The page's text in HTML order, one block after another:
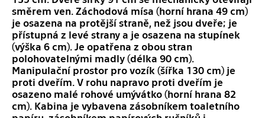
směrem ven. Záchodová mísa (horní hrana 49 cm)
je osazena na protější straně, než jsou dveře; je
přístupná z levé strany a je osazena na stupínek
(výška 6 cm). Je opatřena z obou stran
polohovatelnými madly (délka 90 cm).
Manipulační prostor pro vozík (šířka 130 cm) je
proti dveřím. V rohu napravo proti dveřím je
osazeno malé rohové umývátko (horní hrana 82
cm). Kabina je vybavena zásobníkem toaletního